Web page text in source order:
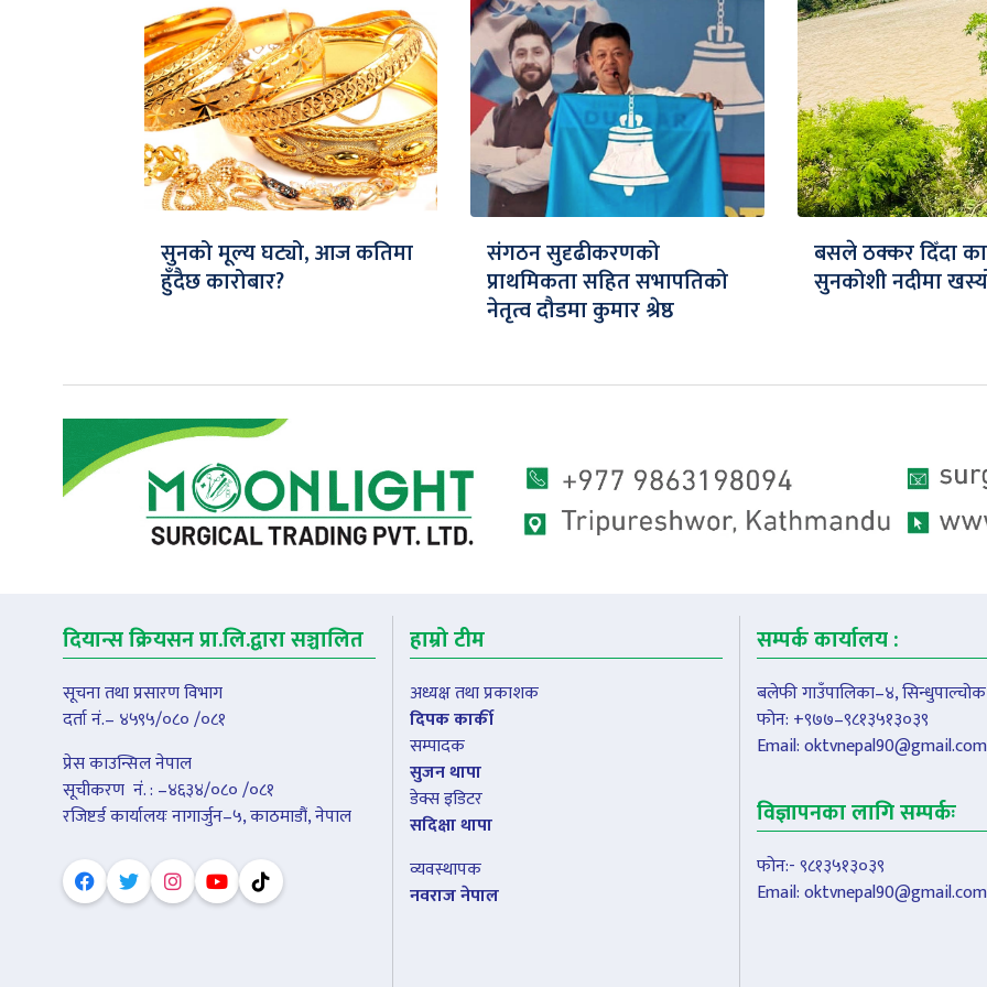
सुनको मूल्य घट्यो, आज कतिमा
हुँदैछ कारोबार?
संगठन सुदृढीकरणको
प्राथमिकता सहित सभापतिको
नेतृत्व दौडमा कुमार श्रेष्ठ
बसले ठक्कर दिँदा
सुनकोशी नदीमा
दियान्स क्रियसन प्रा.लि.द्वारा सञ्चालित
सूचना तथा प्रसारण विभाग
दर्ता नं.– ४५९५/०८० /०८१
प्रेस काउन्सिल नेपाल
सूचीकरण नंं. : –४६३४/०८० /०८१
रजिष्टर्ड कार्यालयः नागार्जुन–५, काठमाडौं, नेपाल
हाम्रो टीम
अध्यक्ष तथा प्रकाशक
दिपक कार्की
सम्पादक
सुजन थापा
डेक्स इडिटर
सदिक्षा थापा
व्यवस्थापक
नवराज नेपाल
सम्पर्क कार्यालय :
बलेफी गाउँपालिका–४, सिन्धुपाल्चोक
फोन: +९७७–९८१३५१३०३९
Email:oktvnepal90@gmail.com
विज्ञापनका लागि सम्पर्कः
फोन:- ९८१३५१३०३९
Email:oktvnepal90@gmail.com